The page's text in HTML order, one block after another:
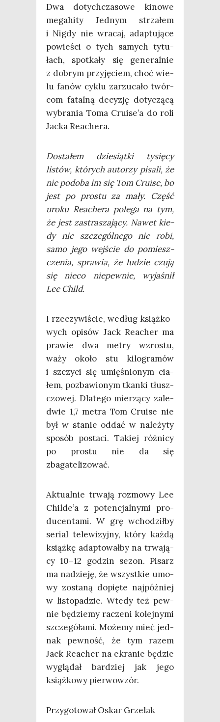
Dwa dotych­cza­so­we kino­we
mega­hi­ty Jed­nym strza­łem
i Nigdy nie wra­caj, adap­tu­ją­ce
powie­ści o tych samych tytu­
łach, spo­tka­ły się gene­ral­nie
z dobrym przy­ję­ciem, choć wie­
lu fanów cyklu zarzu­ca­ło twór­
com fatal­ną decy­zję doty­czą­cą
wybra­nia Toma Cruise’a do roli
Jac­ka Reachera.
Dosta­łem dzie­siąt­ki tysię­cy
listów, któ­rych auto­rzy pisa­li, że
nie podo­ba im się Tom Cru­ise, bo
jest po pro­stu za mały. Część
uro­ku Reache­ra pole­ga na tym,
że jest zastra­sza­ją­cy. Nawet kie­
dy nic szcze­gól­ne­go nie robi,
samo jego wej­ście do pomiesz­
cze­nia, spra­wia, że ludzie czu­ją
się nie­co nie­pew­nie, wyja­śnił
Lee Child.
I rze­czy­wi­ście, według książ­ko­
wych opi­sów Jack Reacher ma
pra­wie dwa metry wzro­stu,
waży oko­ło stu kilo­gra­mów
i szczy­ci się umię­śnio­nym cia­
łem, pozba­wio­nym tkan­ki tłusz­
czo­wej. Dla­te­go mie­rzą­cy zale­
d­wie 1,7 metra Tom Cru­ise nie
był w sta­nie oddać w nale­ży­ty
spo­sób posta­ci. Takiej róż­ni­cy
po pro­stu nie da się
zbagatelizować.
Aktu­al­nie trwa­ją roz­mo­wy Lee
Childe’a z poten­cjal­ny­mi pro­
du­cen­ta­mi. W grę wcho­dził­by
serial tele­wi­zyj­ny, któ­ry każ­dą
książ­kę adap­to­wał­by na trwa­ją­
cy 10–12 godzin sezon. Pisarz
ma nadzie­ję, że wszyst­kie umo­
wy zosta­ną dopię­te naj­póź­niej
w listo­pa­dzie. Wte­dy też pew­
nie będzie­my racze­ni kolej­ny­mi
szcze­gó­ła­mi. Może­my mieć jed­
nak pew­ność, że tym razem
Jack Reacher na ekra­nie będzie
wyglą­dał bar­dziej jak jego
książ­ko­wy pierwowzór.
Przy­go­to­wał Oskar Grzelak